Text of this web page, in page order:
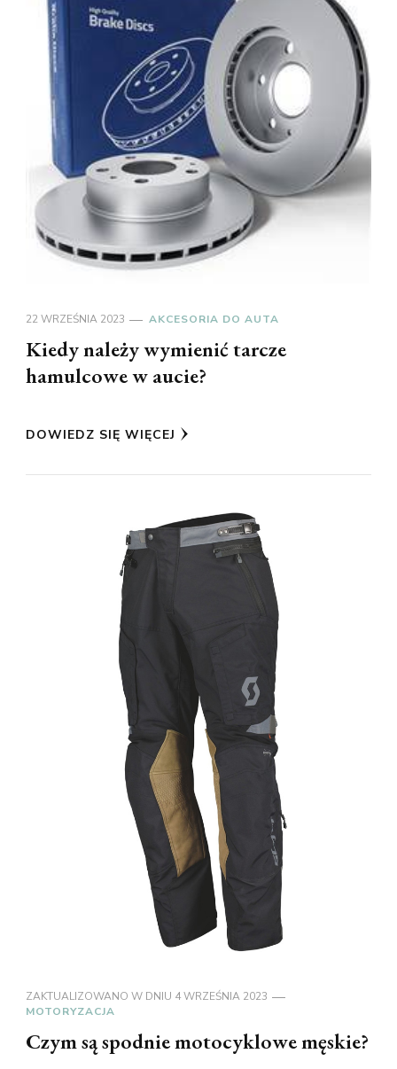
22 WRZEŚNIA 2023 AKCESORIA DO AUTA
Kiedy należy wymienić tarcze
hamulcowe w aucie?
DOWIEDZ SIĘ WIĘCEJ
ZAKTUALIZOWANO W DNIU 4 WRZEŚNIA 2023
MOTORYZACJA
Czym są spodnie motocyklowe męskie?